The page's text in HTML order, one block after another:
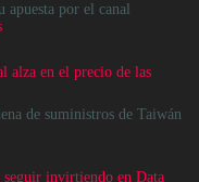
por el canal
:
apuesta
el
alza en el precio de las
de suministros de Taiwán
invirtiendo en Data